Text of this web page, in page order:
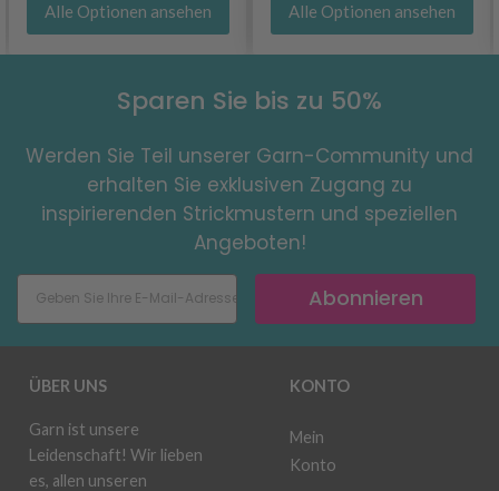
Alle Optionen ansehen Alle Optionen ansehen
Sparen Sie bis zu 50%
Werden Sie Teil unserer Garn-Community und
erhalten Sie exklusiven Zugang zu
inspirierenden Strickmustern und speziellen
Angeboten!
Abonnieren
ÜBER UNS
Garn ist unsere
Leidenschaft! Wir lieben
es, allen unseren
KONTO
Mein
Konto